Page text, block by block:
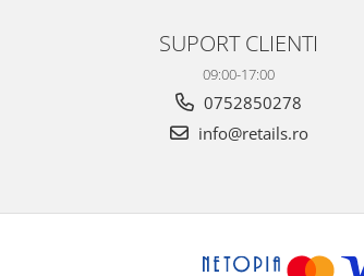
SUPORT CLIENTI
09:00-17:00
0752850278
info@retails.ro